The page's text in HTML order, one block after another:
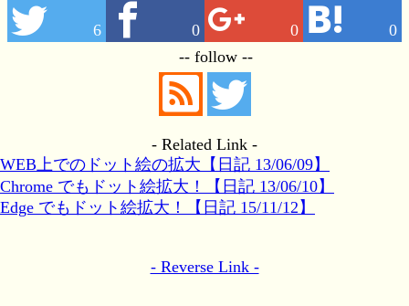
6 0 0 0
-- follow --
- Related Link -
WEB上でのドット絵の拡大【日記 13/06/09】
Chrome でもドット絵拡大！【日記 13/06/10】
Edge でもドット絵拡大！【日記 15/11/12】
- Reverse Link -